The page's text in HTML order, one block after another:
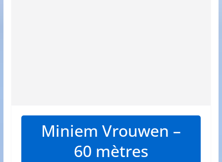
Miniem Vrouwen –
60 mètres